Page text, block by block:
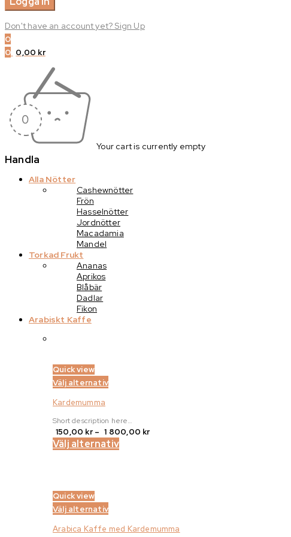
Don't have an account yet? Sign Up
0
0 0,00 kr
Your cart is currently empty
Handla
Alla Nötter
Cashewnötter
Frön
Hasselnötter
Jordnötter
Macadamia
Mandel
Torkad Frukt
Ananas
Aprikos
Blåbär
Dadlar
Fikon
Arabiskt Kaffe
Quick view
Välj alternativ
Kardemumma
Short description here…
150,00 kr – 1 800,00 krPrisintervall:
Välj alternativ
Quick view
Välj alternativ
Arabica Kaffe med Kardemumma